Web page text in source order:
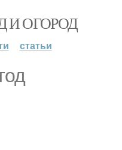
И ОГОРОД
статьи